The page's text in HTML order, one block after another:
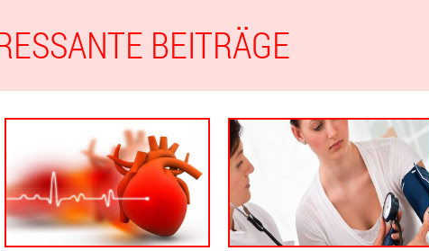
BEITRÄGE